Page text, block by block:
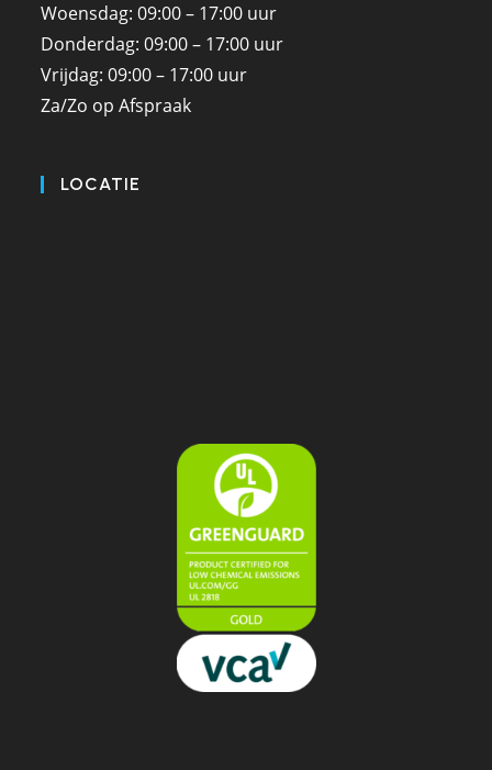
Woensdag: 09:00 – 17:00 uur
Donderdag: 09:00 – 17:00 uur
Vrijdag: 09:00 – 17:00 uur
Za/Zo op Afspraak
LOCATIE